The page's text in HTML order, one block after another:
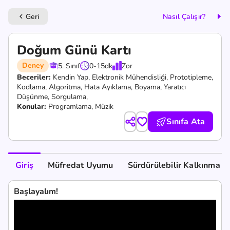
keyboard_arrow_left Geri Nasıl Çalışır?
Doğum Günü Kartı
Deney 5. Sınıf 0-15dk
Zor
Beceriler: Kendin Yap, Elektronik Mühendisliği, Prototipleme,
Kodlama, Algoritma, Hata Ayıklama, Boyama, Yaratıcı
Düşünme, Sorgulama,
Konular: Programlama, Müzik
Sınıfa Ata
Giriş Müfredat Uyumu Sürdürülebilir Kalkınma
Başlayalım!